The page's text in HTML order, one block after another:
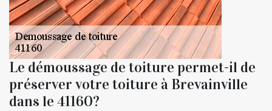
Le démoussage de toiture permet-il de
préserver votre toiture à Brevainville
dans le 41160?